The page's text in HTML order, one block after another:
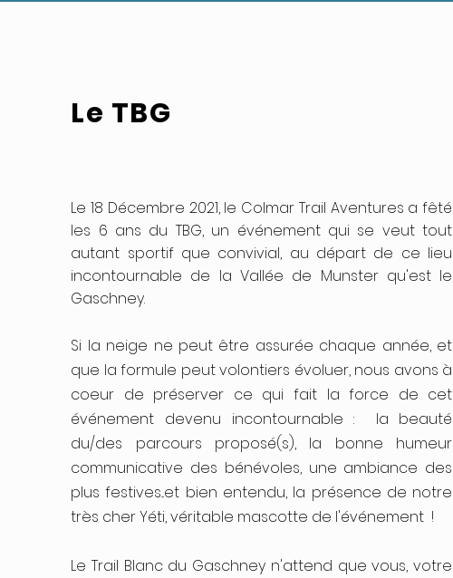
Le TBG
Le 18 Décembre 2021, le Colmar Trail Aventures a fêté
les 6 ans du TBG, un événement qui se veut tout
autant sportif que convivial, au départ de ce lieu
incontournable de la Vallée de Munster qu'est le
Gaschney.
Si la neige ne peut être assurée chaque année, et
que la formule peut volontiers évoluer, nous avons à
coeur de préserver ce qui fait la force de cet
événement devenu incontournable : la beauté
du/des parcours proposé(s), la bonne humeur
communicative des bénévoles, une ambiance des
plus festives...et bien entendu, la présence de notre
très cher Yéti, véritable mascotte de l'événement !
Le Trail Blanc du Gaschney n'attend que vous, votre